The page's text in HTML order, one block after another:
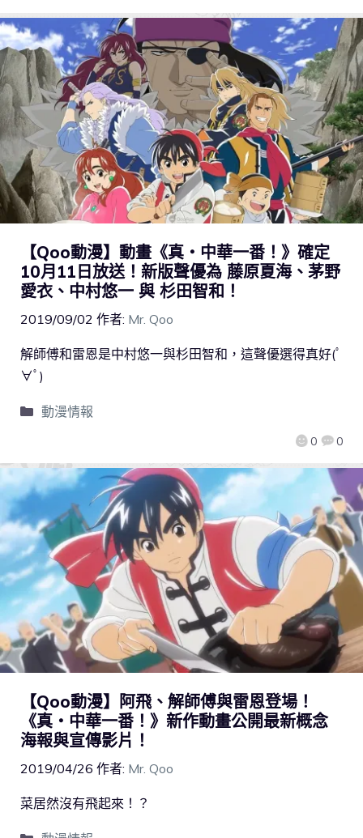
【Qoo動漫】動畫《真・中華一番！》確定
10月11日放送！新版聲優為 藤原夏海、茅野
愛衣、中村悠一 與 杉田智和！
2019/09/02 作者: Mr. Qoo
0 0
解師傅和雷恩是中村悠一與杉田智和，這聲優選得真好(ﾟ
∀ﾟ)
動漫情報
【Qoo動漫】阿飛、解師傅與雷恩登場！
《真・中華一番！》新作動畫公開最新概念
海報與宣傳影片！
2019/04/26 作者: Mr. Qoo
菜居然沒有飛起來！？